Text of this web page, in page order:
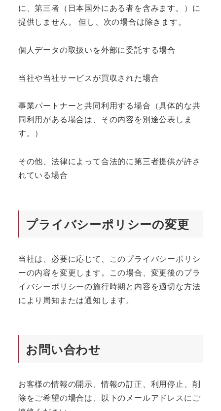
に、第三者（日本国外にある者を含みます。）に
提供しません。 但し、次の場合は除きます。
個人データの取扱いを外部に委託する場合
当社や当社サービスが買収された場合
事業パートナーと共同利用する場合（具体的な共
同利用がある場合は、その内容を別途公表しま
す。）
その他、法律によって合法的に第三者提供が許さ
れている場合
プライバシーポリシーの変更
当社は、必要に応じて、このプライバシーポリシ
ーの内容を変更します。この場合、変更後のプラ
イバシーポリシーの施行時期と内容を適切な方法
により周知または通知します。
お問い合わせ
お客様の情報の開示、情報の訂正、利用停止、削
除をご希望の場合は、以下のメールアドレスにご